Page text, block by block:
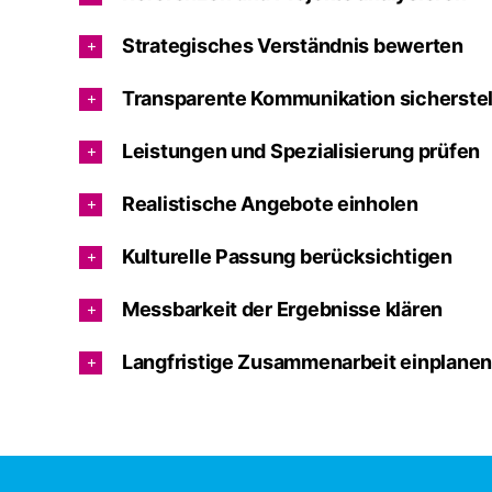
Strategisches Verständnis bewerten
Transparente Kommunikation
Leistungen und Spezialisierung prüfen
Realistische Angebote einholen
Kulturelle Passung berücksichtigen
Messbarkeit der Ergebnisse klären
Langfristige Zusammenarbeit einplanen